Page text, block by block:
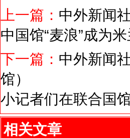
上一篇： 中外新闻
中国馆“麦浪”成为
下一篇： 中外新闻
馆）
小记者们在联合国
相关文章